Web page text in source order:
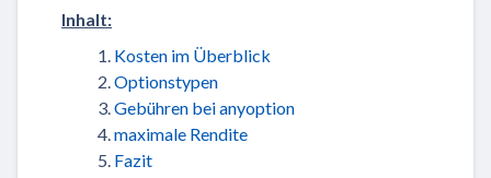
Inhalt:
Kosten im Überblick
Optionstypen
Gebühren bei anyoption
maximale Rendite
Fazit